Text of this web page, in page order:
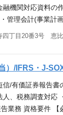
機関対応資料の
管理会計(事業計
またはグループ内
務諸表（決算書）
資格 ・連結決算
会計業務の支援
）/IFRS・J-
/有価証券報告
人、税務調査対
業務 資格要件 【